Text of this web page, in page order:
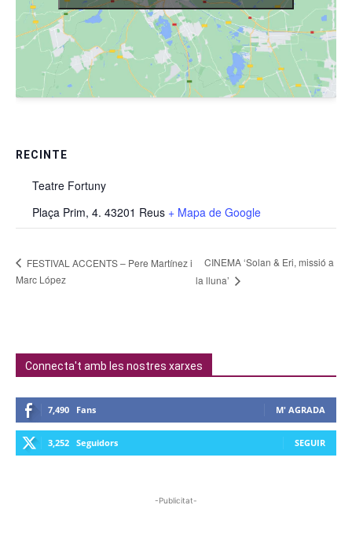
RECINTE
Teatre Fortuny
Plaça Prim, 4. 43201 Reus + Mapa de Google
FESTIVAL ACCENTS – Pere Martínez i
Marc López
CINEMA ‘Solan & Eri, missió a
la lluna’
Connecta't amb les nostres xarxes
7,490 Fans M' AGRADA
3,252 Seguidors SEGUIR
-Publicitat-